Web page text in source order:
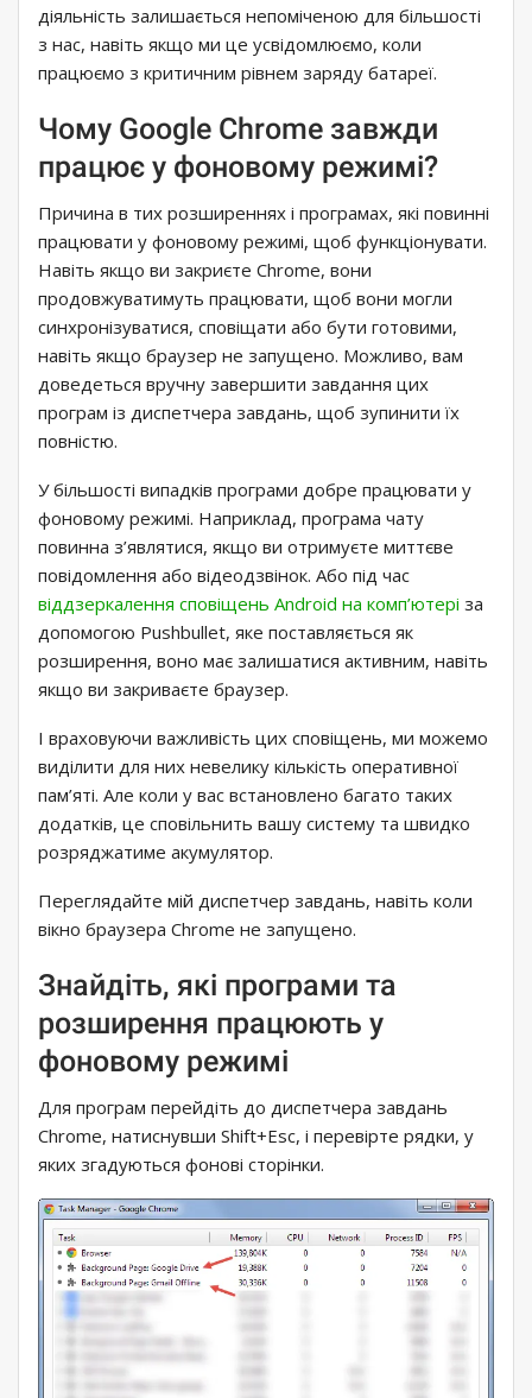
діяльність залишається непоміченою для більшості
з нас, навіть якщо ми це усвідомлюємо, коли
працюємо з критичним рівнем заряду батареї.
Чому Google Chrome завжди
працює у фоновому режимі?
Причина в тих розширеннях і програмах, які повинні
працювати у фоновому режимі, щоб функціонувати.
Навіть якщо ви закриєте Chrome, вони
продовжуватимуть працювати, щоб вони могли
синхронізуватися, сповіщати або бути готовими,
навіть якщо браузер не запущено. Можливо, вам
доведеться вручну завершити завдання цих
програм із диспетчера завдань, щоб зупинити їх
повністю.
У більшості випадків програми добре працювати у
фоновому режимі. Наприклад, програма чату
повинна з’являтися, якщо ви отримуєте миттєве
повідомлення або відеодзвінок. Або під час
віддзеркалення сповіщень Android на комп’ютері за
допомогою Pushbullet, яке поставляється як
розширення, воно має залишатися активним, навіть
якщо ви закриваєте браузер.
І враховуючи важливість цих сповіщень, ми можемо
виділити для них невелику кількість оперативної
пам’яті. Але коли у вас встановлено багато таких
додатків, це сповільнить вашу систему та швидко
розряджатиме акумулятор.
Переглядайте мій диспетчер завдань, навіть коли
вікно браузера Chrome не запущено.
Знайдіть, які програми та
розширення працюють у
фоновому режимі
Для програм перейдіть до диспетчера завдань
Chrome, натиснувши Shift+Esc, і перевірте рядки, у
яких згадуються фонові сторінки.